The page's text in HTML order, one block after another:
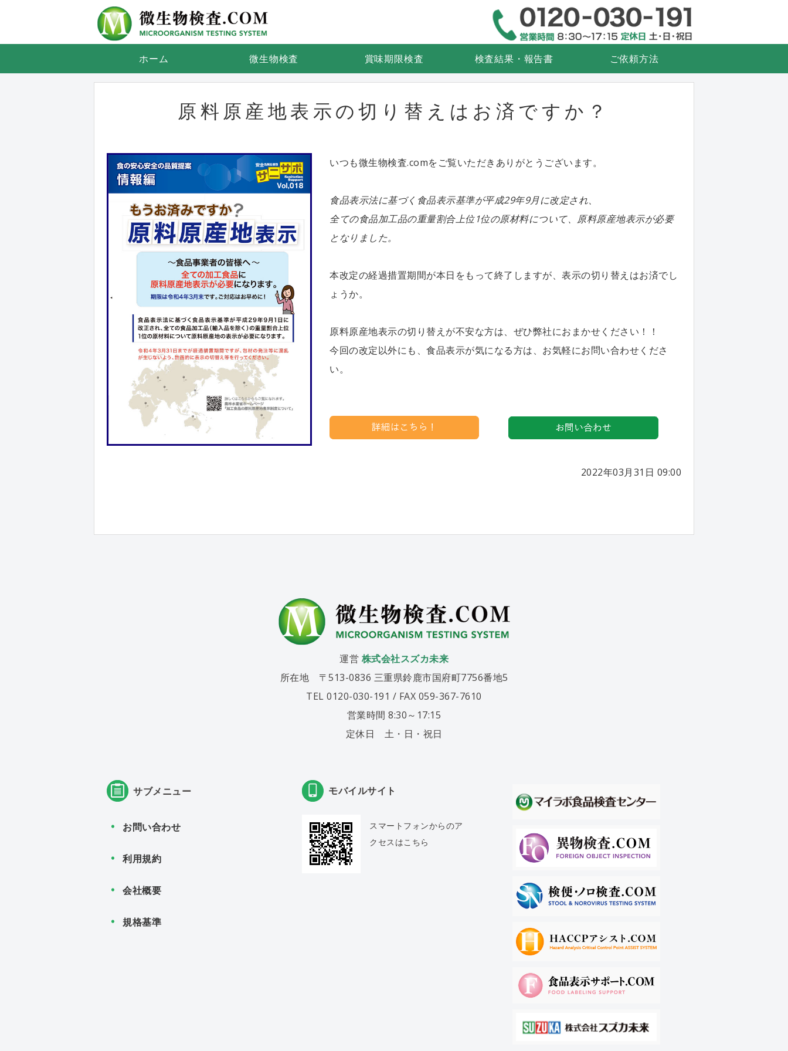
食品検査・微生物検査なら微生物検査.com
ホーム 微生物検査 賞味期限検査 検査結果・報告書 ご依頼方法
原料原産地表示の切り替えはお済ですか？
いつも微生物検査.comをご覧いただきありがとうございます。
食品表示法に基づく食品表示基準が平成29年9月に改定され、
全ての食品加工品の重量割合上位1位の原材料について、原料原産地表示が必要
となりました。
本改定の経過措置期間が本日をもって終了しますが、表示の切り替えはお済でし
ょうか。
原料原産地表示の切り替えが不安な方は、ぜひ弊社におまかせください！！
今回の改定以外にも、食品表示が気になる方は、お気軽にお問い合わせくださ
い。
2022年03月31日 09:00
運営 株式会社スズカ未来
所在地 〒513-0836 三重県鈴鹿市国府町7756番地5
TEL 0120-030-191 / FAX 059-367-7610
営業時間 8:30～17:15
定休日 土・日・祝日
サブメニュー
お問い合わせ
利用規約
会社概要
規格基準
モバイルサイト
スマートフォンからのア
クセスはこちら